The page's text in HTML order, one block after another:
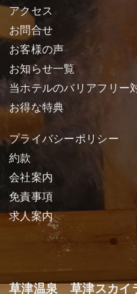
アクセス
お問合せ
お客様の声
お知らせ一覧
当ホテルのバリアフリー
お得な特典
プライバシーポリシー
約款
会社案内
免責事項
求人案内
草津温泉 草津スカイ